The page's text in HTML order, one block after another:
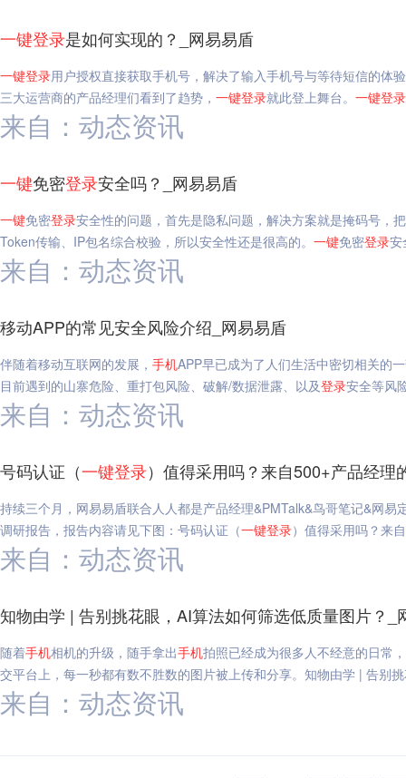
一键登录是如何实现的？_网易易盾
一键登录用户授权直接获取手机号，解决了输入手机号与等待短信的体
三大运营商的产品经理们看到了趋势， 一键登录就此登上舞台。 一键登录
来自：动态资讯
一键免密登录安全吗？_网易易盾
一键免密登录安全性的问题，首先是隐私问题，解决方案就是掩码号，
Token传输、IP包名综合校验，所以安全性还是很高的。 一键免密登录安
来自：动态资讯
移动APP的常见安全风险介绍_网易易盾
伴随着移动互联网的发展， 手机APP早已成为了人们生活中密切相关的
目前遇到的山寨危险、重打包风险、破解/数据泄露、以及登录安全等风
来自：动态资讯
号码认证（一键登录）值得采用吗？来自500+产品经理
持续三个月，网易易盾联合人人都是产品经理&PMTalk&鸟哥笔记&网
调研报告，报告内容请见下图：号码认证（一键登录）值得采用吗？来
来自：动态资讯
知物由学 | 告别挑花眼，AI算法如何筛选低质量图片？_
随着手机相机的升级，随手拿出手机拍照已经成为很多人不经意的日常，
交平台上，每一秒都有数不胜数的图片被上传和分享。知物由学 | 告别
来自：动态资讯